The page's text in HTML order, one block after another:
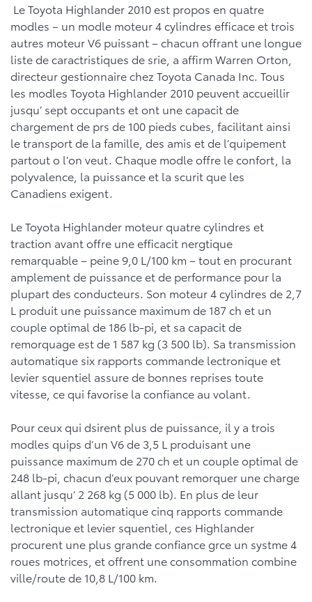
Le Toyota Highlander 2010 est propos en quatre
modles – un modle moteur 4 cylindres efficace et trois
autres moteur V6 puissant – chacun offrant une longue
liste de caractristiques de srie, a affirm Warren Orton,
directeur gestionnaire chez Toyota Canada Inc. Tous
les modles Toyota Highlander 2010 peuvent accueillir
jusqu’ sept occupants et ont une capacit de
chargement de prs de 100 pieds cubes, facilitant ainsi
le transport de la famille, des amis et de l’quipement
partout o l’on veut. Chaque modle offre le confort, la
polyvalence, la puissance et la scurit que les
Canadiens exigent.
Le Toyota Highlander moteur quatre cylindres et
traction avant offre une efficacit nergtique
remarquable – peine 9,0 L/100 km – tout en procurant
amplement de puissance et de performance pour la
plupart des conducteurs. Son moteur 4 cylindres de 2,7
L produit une puissance maximum de 187 ch et un
couple optimal de 186 lb-pi, et sa capacit de
remorquage est de 1 587 kg (3 500 lb). Sa transmission
automatique six rapports commande lectronique et
levier squentiel assure de bonnes reprises toute
vitesse, ce qui favorise la confiance au volant.
Pour ceux qui dsirent plus de puissance, il y a trois
modles quips d’un V6 de 3,5 L produisant une
puissance maximum de 270 ch et un couple optimal de
248 lb-pi, chacun d’eux pouvant remorquer une charge
allant jusqu’ 2 268 kg (5 000 lb). En plus de leur
transmission automatique cinq rapports commande
lectronique et levier squentiel, ces Highlander
procurent une plus grande confiance grce un systme 4
roues motrices, et offrent une consommation combine
ville/route de 10,8 L/100 km.